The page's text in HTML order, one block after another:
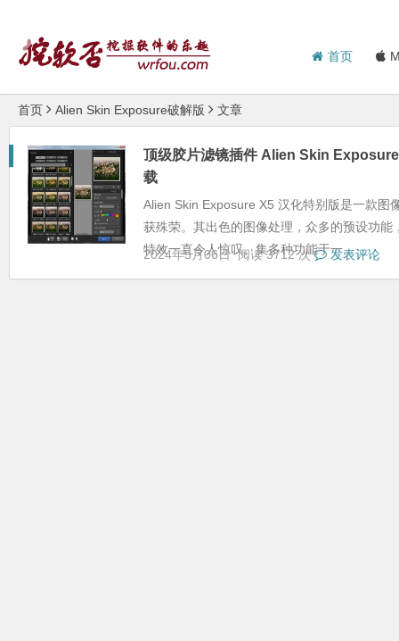
首页
首页 Alien Skin Exposure破解版 文章
顶级胶片滤镜插件 Alien Skin
载
Alien Skin Exposure X5 汉化特别版是一款图
获殊荣。其出色的图像处理，众多的预设功
特效一直令人惊叹。集多种功能于一...
2024年5月06日 阅读 3712 次 发表评论